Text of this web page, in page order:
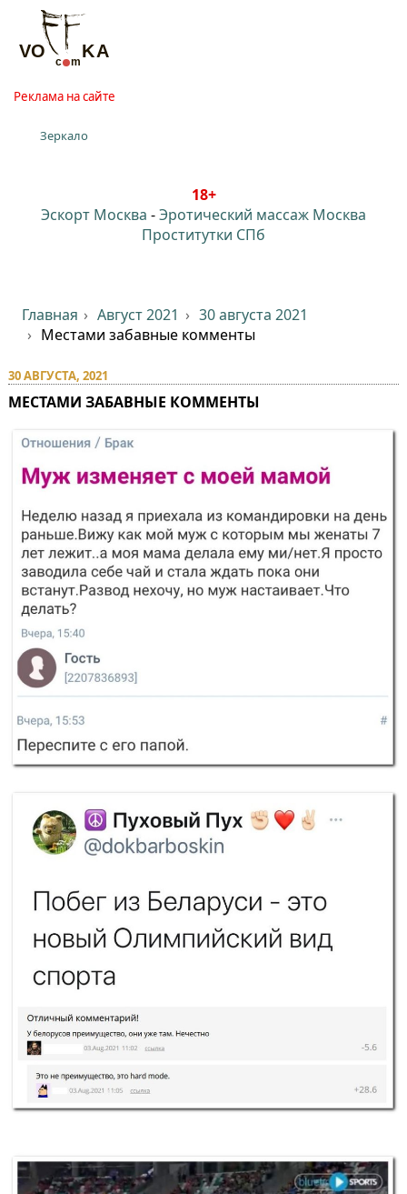
Реклама на сайте
Зеркало
18+
Эскорт Москва -Эротический массаж Москва
Проститутки СПб
Главная Август 2021
30 августа 2021
Местами забавные комменты
30 АВГУСТА, 2021
МЕСТАМИ ЗАБАВНЫЕ КОММЕНТЫ